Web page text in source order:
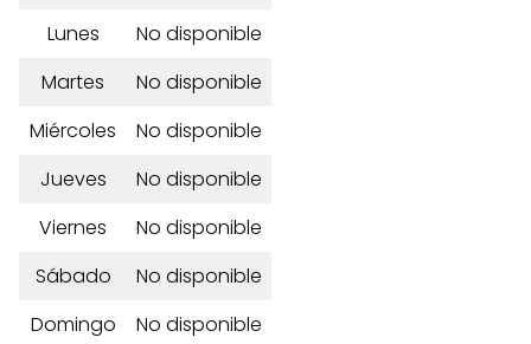
Lunes
No disponible
Martes
No disponible
Miércoles
No disponible
Jueves
No disponible
Viernes
No disponible
Sábado
No disponible
Domingo
No disponible